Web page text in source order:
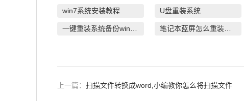
win7系统安装教程 U盘重装系统
上一篇： 扫描文件转换成word,小编教你怎么将扫描文件